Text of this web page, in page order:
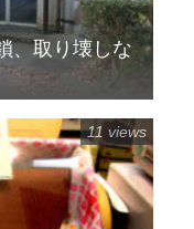
、取り壊しな
11 views